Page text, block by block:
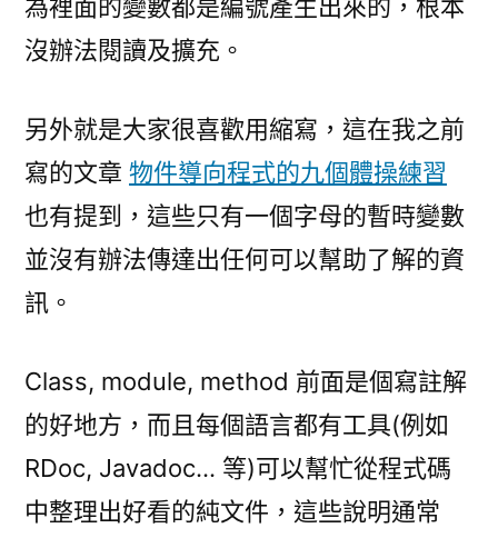
為裡面的變數都是編號產生出來的，根本
沒辦法閱讀及擴充。
另外就是大家很喜歡用縮寫，這在我之前
寫的文章 物件導向程式的九個體操練習
也有提到，這些只有一個字母的暫時變數
並沒有辦法傳達出任何可以幫助了解的資
訊。
Class, module, method 前面是個寫註解
的好地方，而且每個語言都有工具(例如
RDoc, Javadoc… 等)可以幫忙從程式碼
中整理出好看的純文件，這些說明通常